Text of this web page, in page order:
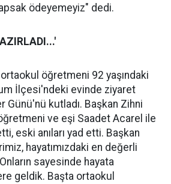
ödeyemeyiz" dedi.
öğretmeni 92 yaşındaki
İlçesi'ndeki evinde ziyaret
Günü'nü kutladı. Başkan Zihni
ve eşi Saadet Acarel ile
eski anıları yad etti. Başkan
hayatımızdaki en değerli
Onların sayesinde hayata
geldik. Başta ortaokul